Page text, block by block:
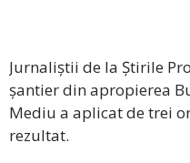
Jurnaliștii de la Știrile
șantier din apropierea
Mediu a aplicat de trei
rezultat.